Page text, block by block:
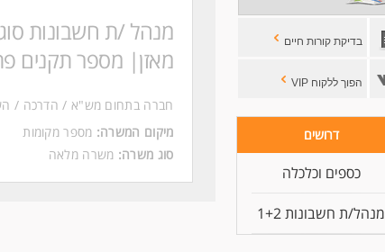
בדיקת קורות חיים
הפוך ללקוח VIP
דרושים
כספים וכלכלה
מנהל/ת חשבונות 1+2
מאזן| מספר תקנים
חברה בתחום מש"א / הדרכה /
מיקום המשרה: מספר מקומות
סוג משרה: משרה מלאה